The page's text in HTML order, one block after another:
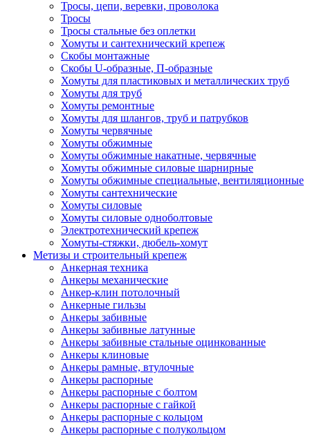
Тросы, цепи, веревки, проволока
Тросы
Тросы стальные без оплетки
Хомуты и сантехнический крепеж
Скобы монтажные
Скобы U-образные, П-образные
Хомуты для пластиковых и металлических труб
Хомуты для труб
Хомуты ремонтные
Хомуты для шлангов, труб и патрубков
Хомуты червячные
Хомуты обжимные
Хомуты обжимные накатные, червячные
Хомуты обжимные силовые шарнирные
Хомуты обжимные специальные, вентиляционные
Хомуты сантехнические
Хомуты силовые
Хомуты силовые одноболтовые
Электротехнический крепеж
Хомуты-стяжки, дюбель-хомут
Метизы и строительный крепеж
Анкерная техника
Анкеры механические
Анкер-клин потолочный
Анкерные гильзы
Анкеры забивные
Анкеры забивные латунные
Анкеры забивные стальные оцинкованные
Анкеры клиновые
Анкеры рамные, втулочные
Анкеры распорные
Анкеры распорные с болтом
Анкеры распорные с гайкой
Анкеры распорные с кольцом
Анкеры распорные с полукольцом